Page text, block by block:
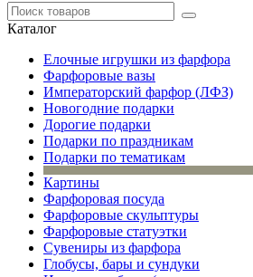
Каталог
Елочные игрушки из фарфора
Фарфоровые вазы
Императорский фарфор (ЛФЗ)
Новогодние подарки
Дорогие подарки
Подарки по праздникам
Подарки по тематикам
Картины
Фарфоровая посуда
Фарфоровые скульптуры
Фарфоровые статуэтки
Сувениры из фарфора
Глобусы, бары и сундуки